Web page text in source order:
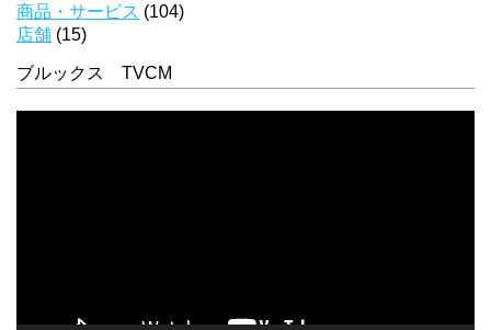
商品・サービス (104)
店舗 (15)
ブルックス TVCM